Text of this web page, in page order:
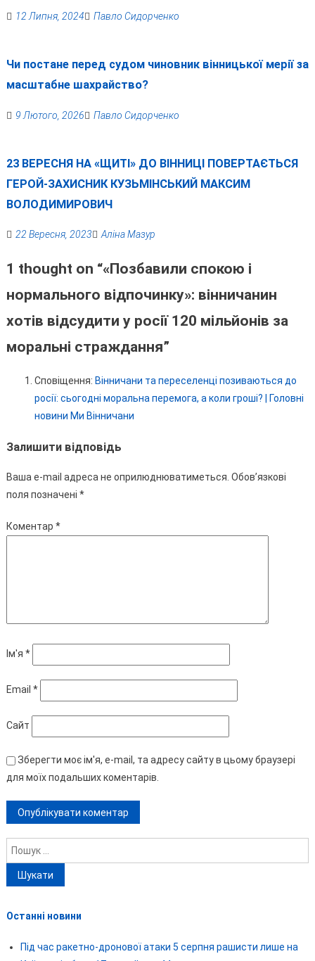
12 Липня, 2024 Павло Сидорченко
Чи постане перед судом чиновник вінницької мерії за
масштабне шахрайство?
9 Лютого, 2026 Павло Сидорченко
23 ВЕРЕСНЯ НА «ЩИТІ» ДО ВІННИЦІ ПОВЕРТАЄТЬСЯ
ГЕРОЙ-ЗАХИСНИК КУЗЬМІНСЬКИЙ МАКСИМ
ВОЛОДИМИРОВИЧ
22 Вересня, 2023 Аліна Мазур
1 thought on “«Позбавили спокою і
нормального відпочинку»: вінничанин
хотів відсудити у росії 120 мільйонів за
моральні страждання”
Сповіщення: Вінничани та переселенці позиваються до
росії: сьогодні моральна перемога, а коли гроші? | Головні
новини Ми Вінничани
Залишити відповідь
Ваша e-mail адреса не оприлюднюватиметься. Обов’язкові
поля позначені *
Коментар *
Ім'я *
Email *
Сайт
Зберегти моє ім'я, e-mail, та адресу сайту в цьому браузері
для моїх подальших коментарів.
Пошук:
Останні новини
Під час ракетно-дронової атаки 5 серпня рашисти лише на